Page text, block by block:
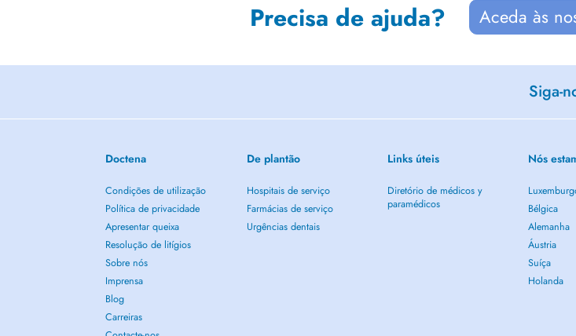
Precisa de ajuda? Aceda às
Siga-
Doctena
Condições de utilização
Política de privacidade
Apresentar queixa
Resolução de litígios
Sobre nós
Imprensa
Blog
Carreiras
De plantão
Hospitais de serviço
Farmácias de serviço
Urgências dentais
Links úteis
Diretório de médicos y
paramédicos
Nós
Bélgica
Alemanha
Áustria
Suíça
Holanda